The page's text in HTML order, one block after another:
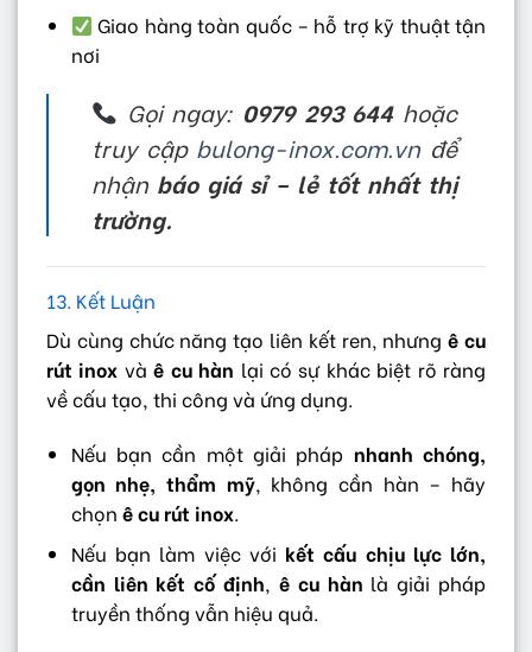
Giao hàng toàn quốc – hỗ trợ kỹ thuật tận
nơi
Gọi ngay: 0979 293 644hoặc
truy cập bulong-inox.com.vn để
nhận báo giá sỉ – lẻ tốt nhất thị
trường.
13. Kết Luận
Dù cùng chức năng tạo liên kết ren, nhưngê cu
rút inox vàê cu hàn lại có sự khác biệt rõ ràng
về cấu tạo, thi công và ứng dụng.
Nếu bạn cần một giải pháp nhanh chóng,
gọn nhẹ, thẩm mỹ, không cần hàn – hãy
chọn ê cu rút inox.
Nếu bạn làm việc với kết cấu chịu lực lớn,
cần liên kết cố định, ê cu hàn là giải pháp
truyền thống vẫn hiệu quả.